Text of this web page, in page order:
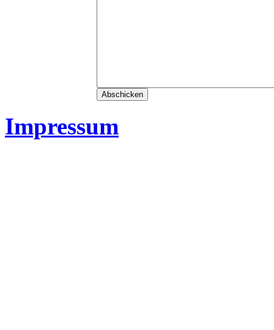
Impressum